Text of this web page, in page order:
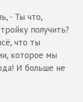
- Ты что,
получить?
что ты
которое мы
И больше не